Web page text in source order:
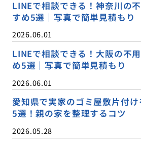
LINEで相談できる！神奈川の
すめ5選｜写真で簡単見積もり
2026.06.01
LINEで相談できる！大阪の不
め5選｜写真で簡単見積もり
2026.06.01
愛知県で実家のゴミ屋敷片付
5選！親の家を整理するコツ
2026.05.28